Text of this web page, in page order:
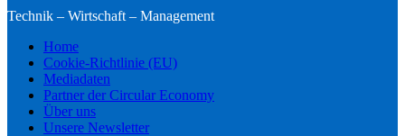
Technik – Wirtschaft – Management
Home
Cookie-Richtlinie (EU)
Mediadaten
Partner der Circular Economy
Über uns
Unsere Newsletter